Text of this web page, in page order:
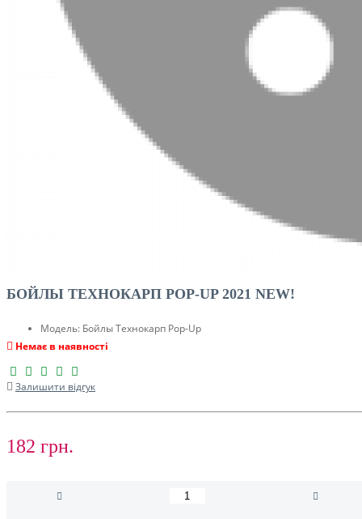
БОЙЛЫ ТЕХНОКАРП POP-UP 2021 NEW!
Модель: Бойлы Технокарп Pop-Up
Немає в наявності
Залишити відгук
182 грн.